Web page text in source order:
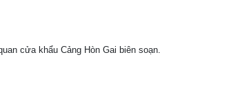
cửa khẩu Cảng Hòn Gai biên soạn.